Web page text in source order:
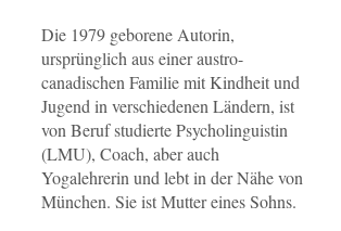
Die 1979 geborene Autorin,
ursprünglich aus einer austro-
canadischen Familie mit Kindheit und
Jugend in verschiedenen Ländern, ist
von Beruf studierte Psycholinguistin
(LMU), Coach, aber auch
Yogalehrerin und lebt in der Nähe von
München. Sie ist Mutter eines Sohns.